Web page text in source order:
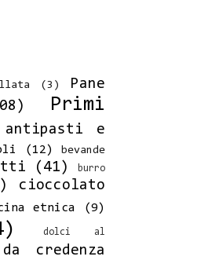
(3)
Pane
Primi
antipasti e
(12)
bevande
(41)
burro
cioccolato
etnica (9)
dolci al
credenza